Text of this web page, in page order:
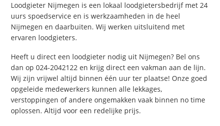
Loodgieter Nijmegen is een lokaal loodgietersbedrijf met 24
uurs spoedservice en is werkzaamheden in de heel
Nijmegen en daarbuiten. Wij werken uitsluitend met
ervaren loodgieters.
Heeft u direct een loodgieter nodig uit Nijmegen? Bel ons
dan op 024-2042122 en krijg direct een vakman aan de lijn.
Wij zijn vrijwel altijd binnen één uur ter plaatse! Onze goed
opgeleide medewerkers kunnen alle lekkages,
verstoppingen of andere ongemakken vaak binnen no time
oplossen. Altijd voor een redelijke prijs.